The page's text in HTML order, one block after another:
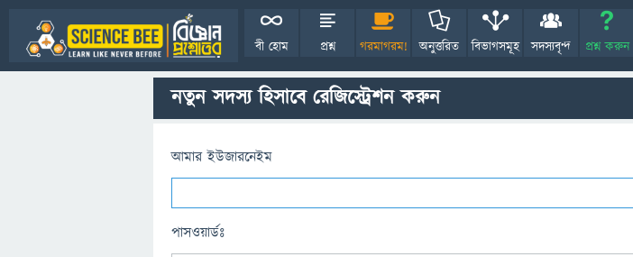
বী হোম প্রশ্ন গরমাগরম! অনুত্তরিত বিভাগসমূহ সদস্যবৃন্দ প্রশ্ন করুন
নতুন সদস্য হিসাবে রেজিস্ট্রেশন করুন
আমার ইউজারনেইম
পাসওয়ার্ডঃ